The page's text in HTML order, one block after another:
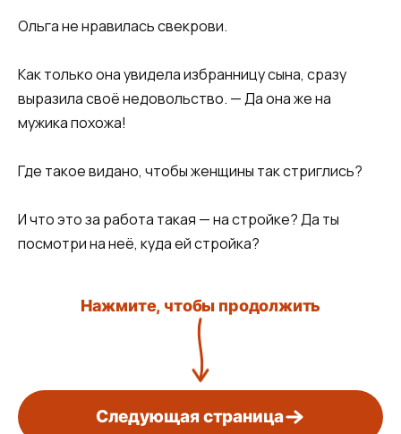
Ольга не нравилась свекрови.
Как только она увидела избранницу сына, сразу
выразила своё недовольство. — Да она же на
мужика похожа!
Где такое видано, чтобы женщины так стриглись?
И что это за работа такая — на стройке? Да ты
посмотри на неё, куда ей стройка?
Нажмите, чтобы продолжить
Следующая страница